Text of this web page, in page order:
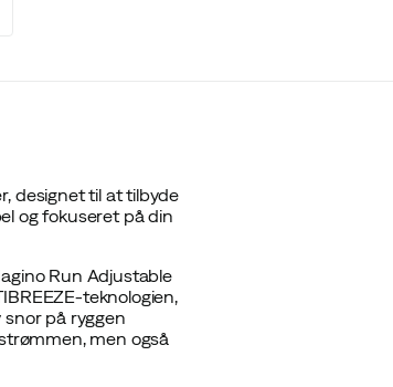
designet til at tilbyde
og fokuseret på din
Run Adjustable
teknologien,
på ryggen
men også